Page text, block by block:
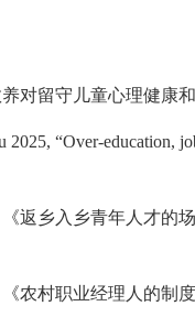
养对留守儿童心理健康
“Over-education,
《返乡入乡青年人才
《农村职业经理人的制